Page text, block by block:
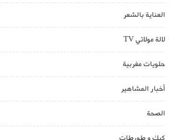
العناية بالشعر
لالة مولاتي TV
حلويات مغربية
أخبار المشاهير
الصحة